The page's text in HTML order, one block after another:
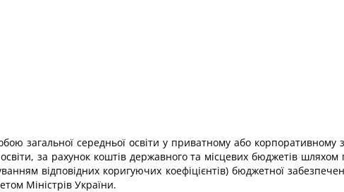
загальної середньої освіти у приватному або
освіти, за рахунок коштів державного та місцевих бюджетів
відповідних коригуючих коефіцієнтів) бюджетної
Міністрів України.